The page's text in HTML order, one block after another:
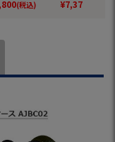
ル商品】
(税込)
EIST 日本正
¥7,370